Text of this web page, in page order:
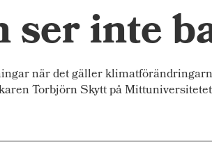
ser inte
när det gäller
Torbjörn Skytt på